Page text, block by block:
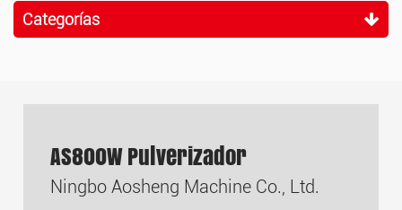
Categorías
AS800W Pulverizador
Ningbo Aosheng Machine Co., Ltd.